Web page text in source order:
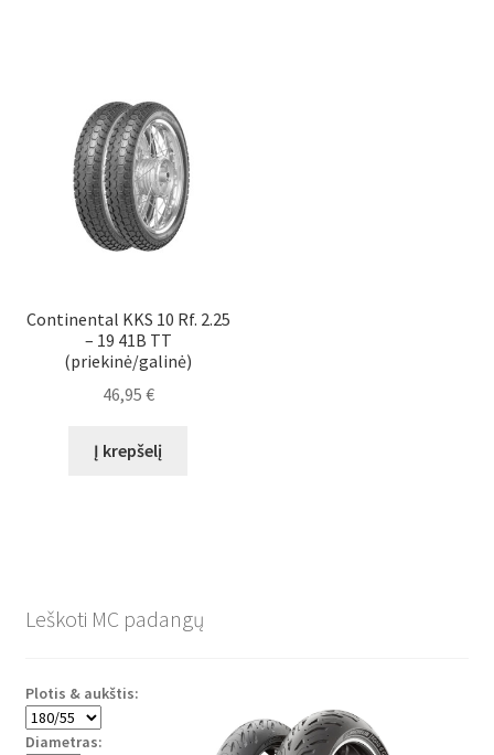
Continental KKS 10 Rf. 2.25
– 19 41B TT
(priekinė/galinė)
46,95 €
Į krepšelį
Leškoti MC padangų
Plotis & aukštis:
Diametras: